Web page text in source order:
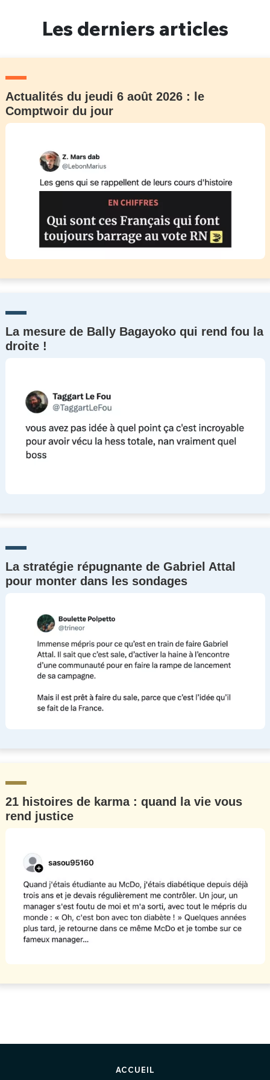
Les derniers articles
Actualités du jeudi 6 août 2026 : le
Comptwoir du jour
La mesure de Bally Bagayoko qui rend fou la
droite !
La stratégie répugnante de Gabriel Attal
pour monter dans les sondages
21 histoires de karma : quand la vie vous
rend justice
ACCUEIL
Un Thread